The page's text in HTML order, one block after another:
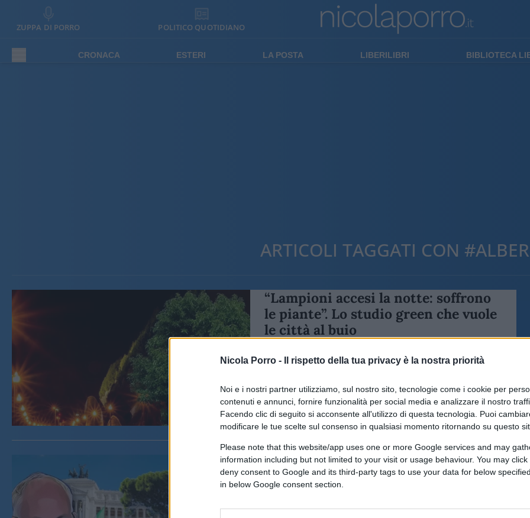
Nicola Porro - Il rispetto della tua privacy è la nostra priorità
Noi e i nostri partner utilizziamo, sul nostro sito, tecnologie come i cookie per
contenuti e annunci, fornire funzionalità per social media e analizzare il nostro
Facendo clic di seguito si acconsente all'utilizzo di questa tecnologia. Puoi
modificare le tue scelte sul consenso in qualsiasi momento ritornando su questo
Please note that this website/app uses one or more Google services and may
information including but not limited to your visit or usage behaviour. You may
deny consent to Google and its third-party tags to use your data for below
in below Google consent section.
ZUPPA DI PORRO POLITICO QUOTIDIANO
CRONACA ESTERI LA POSTA LIBERILIBRI BIBLIOTECA
ARTICOLI TAGGATI CON
“Lampioni accesi la notte: soffrono
le piante”. Lo studio green che vuole
le città al buio
di Claudio Romiti
23 Agosto 2024, 11:03
8.6k
Paradosso green: l’ambientalista
Gualtieri abbatte i pini di Roma